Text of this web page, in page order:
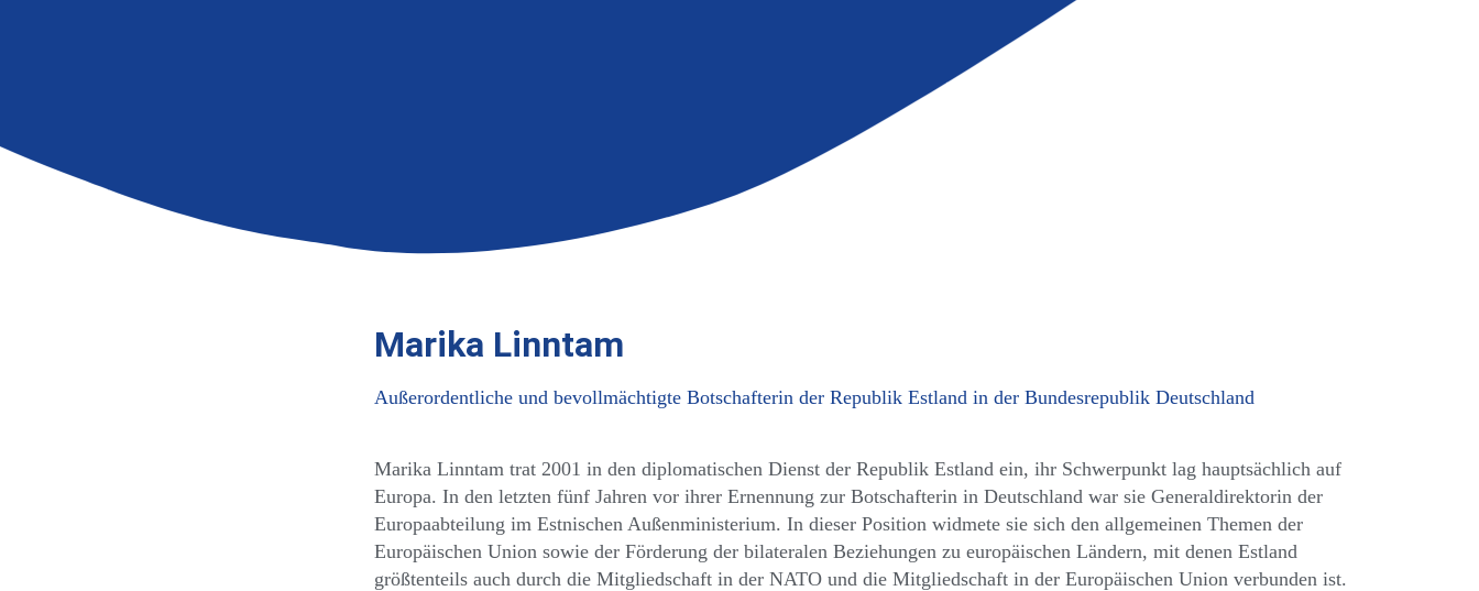
Marika Linntam
Außerordentliche und bevollmächtigte Botschafterin der Republik Estland in der Bundesrepublik Deutschland
Marika Linntam trat 2001 in den diplomatischen Dienst der Republik Estland ein, ihr Schwerpunkt lag hauptsächlich auf
Europa. In den letzten fünf Jahren vor ihrer Ernennung zur Botschafterin in Deutschland war sie Generaldirektorin der
Europaabteilung im Estnischen Außenministerium. In dieser Position widmete sie sich den allgemeinen Themen der
Europäischen Union sowie der Förderung der bilateralen Beziehungen zu europäischen Ländern, mit denen Estland
größtenteils auch durch die Mitgliedschaft in der NATO und die Mitgliedschaft in der Europäischen Union verbunden ist.